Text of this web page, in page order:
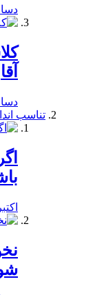
دسامبر
آقا
دسامبر
تناسب
اکتبر 3, 2019